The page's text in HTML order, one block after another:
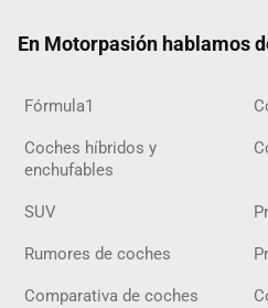
En Motorpasión hablamos
Fórmula1
Coches híbridos y
enchufables
SUV
Rumores de coches
Comparativa de coches